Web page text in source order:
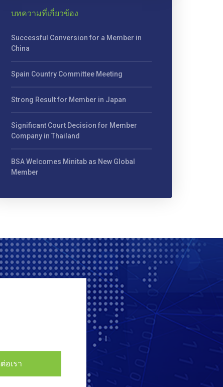
บทความที่เกี่ยวข้อง
Successful Conversion for a Member in
China
Spain Country Committee Meeting
Strong Result for Member in Japan
Significant Court Decision for Member
Company in Thailand
BSA Welcomes Minitab as New Global
Member